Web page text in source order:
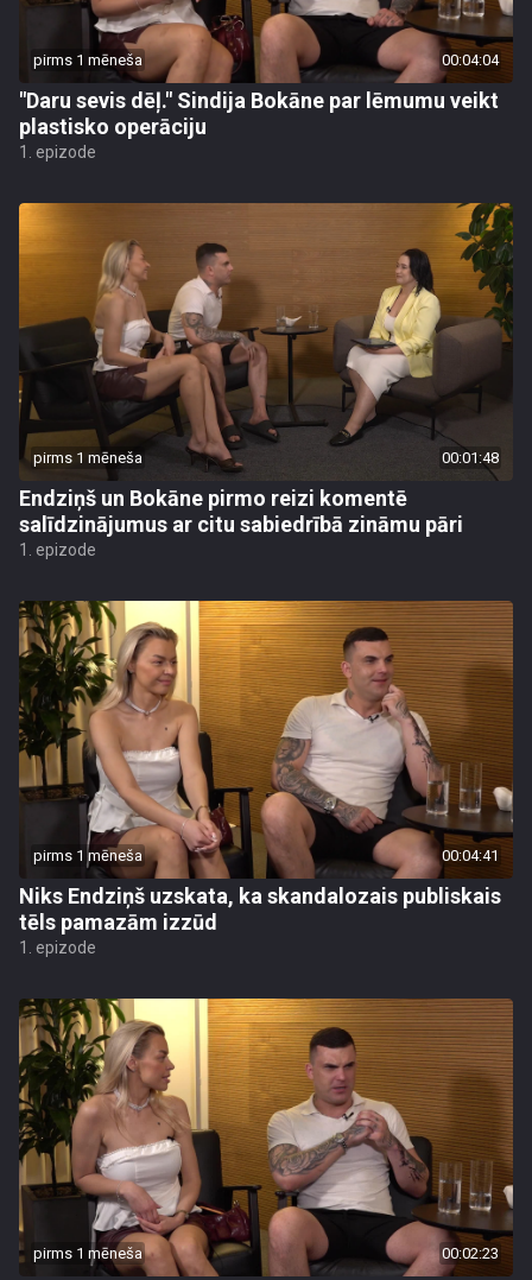
pirms 1 mēneša 00:04:04
"Daru sevis dēļ." Sindija Bokāne par lēmumu veikt
plastisko operāciju
1. epizode
pirms 1 mēneša 00:01:48
Endziņš un Bokāne pirmo reizi komentē
salīdzinājumus ar citu sabiedrībā zināmu pāri
1. epizode
pirms 1 mēneša 00:04:41
Niks Endziņš uzskata, ka skandalozais publiskais
tēls pamazām izzūd
1. epizode
pirms 1 mēneša 00:02:23